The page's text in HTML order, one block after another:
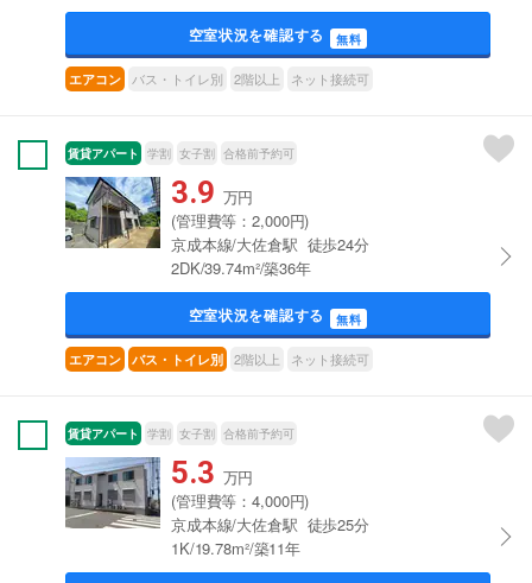
空室状況を確認する 無料
エアコン バス・トイレ別 2階以上 ネット接続可
賃貸アパート 学割 女子割 合格前予約可
3.9 万円
(管理費等：2,000円)
京成本線/大佐倉駅 徒歩24分
2DK/39.74m²/築36年
空室状況を確認する 無料
エアコン バス・トイレ別 2階以上 ネット接続可
賃貸アパート 学割 女子割 合格前予約可
5.3 万円
(管理費等：4,000円)
京成本線/大佐倉駅 徒歩25分
1K/19.78m²/築11年